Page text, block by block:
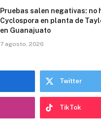
Pruebas salen negativas: no
Cyclospora en planta de
en Guanajuato
7 agosto, 2026
Twitter
TikTok